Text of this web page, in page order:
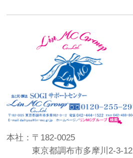
本社：〒182-0025
東京都調布市多摩川2-3-12